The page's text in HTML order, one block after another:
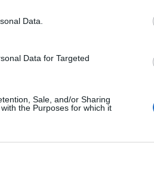
Data.
Data for Targeted
Sale, and/or Sharing
the Purposes for which it
mutatni, a
korlátozottak,
Gyakran